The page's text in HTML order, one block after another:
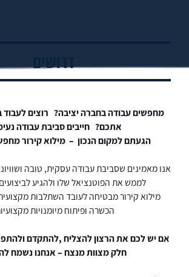
דרושים
מחפשים עבודה בחברה יציבה? רוצים
אתכם? חייבים סביבת עבודה
הגעתם למקום הנכון – מילוא קירור
אנו מאמינים שסביבת עבודה עסקית, טובה
לממש את הפוטנציאל שלו ולהגיע לביצועים
מילוא קירור מבטיחה לעובד השתלבות
הכשרה ופיתוח מיומנויות
אם יש לכם את הרצון להצליח ,להתקדם
חלק מצוות מנצח – אנחנו נשמח